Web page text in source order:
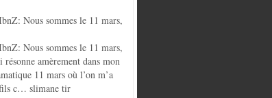
Nous sommes le 11 mars,
Nous sommes le 11 mars,
résonne amèrement dans mon
11 mars où l’on m’a
c… slimane tir